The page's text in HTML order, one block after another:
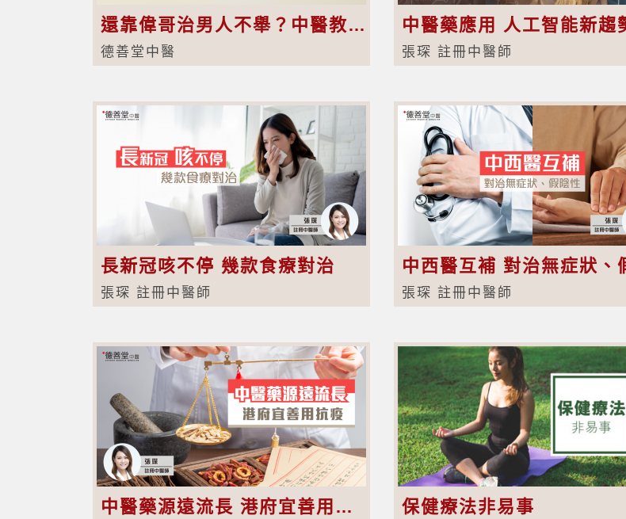
還靠偉哥治男人不舉？中醫教你要吃甚麼助改善陽萎
德善堂中醫
中醫藥應用 人工智能新趨
張琛 註冊中醫師
長新冠咳不停 幾款食療對治
張琛 註冊中醫師 張琛 註冊中醫師
中醫藥源遠流長 港府宜善用抗疫 保健療法非易事